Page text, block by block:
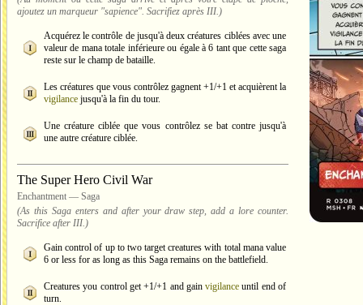
ajoutez un marqueur "sapience". Sacrifiez après III.)
Acquérez le contrôle de jusqu'à deux créatures ciblées avec une
valeur de mana totale inférieure ou égale à 6 tant que cette saga
reste sur le champ de bataille.
Les créatures que vous contrôlez gagnent +1/+1 et acquièrent la
vigilance jusqu'à la fin du tour.
Une créature ciblée que vous contrôlez se bat contre jusqu'à
une autre créature ciblée.
The Super Hero Civil War
Enchantment — Saga
(As this Saga enters and after your draw step, add a lore counter.
Sacrifice after III.)
Gain control of up to two target creatures with total mana value
6 or less for as long as this Saga remains on the battlefield.
Creatures you control get +1/+1 and gainvigilance until end of
turn.